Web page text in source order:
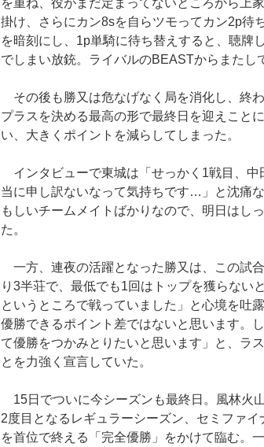
掛け、さらにカン8sを自らツモってカン2p待
を暗刻にし、1p単騎に待ち替えすると、聴牌
でしまい放銃。ライバルのBEASTからまたし
その後も勝又は危なげなく局を消化し、終
プラスを決める最高の形で最終日を迎えこと
い、大きくポイントを減らしてしまった。
インタビューで東城は「せっかく1戦目、中
当に申し訳ないなって気持ちです…」と沈痛
もしいチームメイトばかりなので、明日はし
た。
一方、連夜の活躍となった勝又は、この試
り3半荘で、最低でも1回はトップを獲らない
というところで戦っていました」と心境を吐
優勝できるポイント差ではないと思います。
て優勝をつかみとりたいと思います」と、ラ
とを力強く宣言していた。
15日でついに今シーズンも最終日。風林火
2度目となるレギュラーシーズン、セミファ
を首位で終える「完全優勝」をかけて臨む。